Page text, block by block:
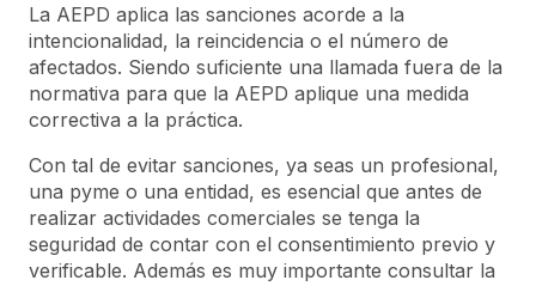
La AEPD aplica las sanciones acorde a la
intencionalidad, la reincidencia o el número de
afectados. Siendo suficiente una llamada fuera de la
normativa para que la AEPD aplique una medida
correctiva a la práctica.
Con tal de evitar sanciones, ya seas un profesional,
una pyme o una entidad, es esencial que antes de
realizar actividades comerciales se tenga la
seguridad de contar con el consentimiento previo y
verificable. Además es muy importante consultar la